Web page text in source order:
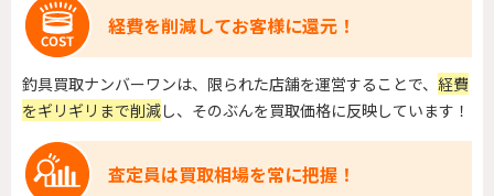
経費を削減してお客様に還元！
釣具買取ナンバーワンは、限られた店舗を運営することで、 経費
をギリギリまで削減し、そのぶんを買取価格に反映しています！
査定員は買取相場を常に把握！